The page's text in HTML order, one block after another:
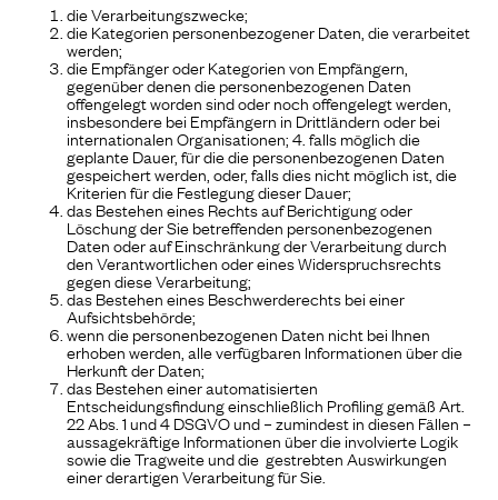
die Verarbeitungszwecke;
die Kategorien personenbezogener Daten, die verarbeitet
werden;
die Empfänger oder Kategorien von Empfängern,
gegenüber denen die personenbezogenen Daten
offengelegt worden sind oder noch offengelegt werden,
insbesondere bei Empfängern in Drittländern oder bei
internationalen Organisationen; 4. falls möglich die
geplante Dauer, für die die personenbezogenen Daten
gespeichert werden, oder, falls dies nicht möglich ist, die
Kriterien für die Festlegung dieser Dauer;
das Bestehen eines Rechts auf Berichtigung oder
Löschung der Sie betreffenden personenbezogenen
Daten oder auf Einschränkung der Verarbeitung durch
den Verantwortlichen oder eines Widerspruchsrechts
gegen diese Verarbeitung;
das Bestehen eines Beschwerderechts bei einer
Aufsichtsbehörde;
wenn die personenbezogenen Daten nicht bei Ihnen
erhoben werden, alle verfügbaren Informationen über die
Herkunft der Daten;
das Bestehen einer automatisierten
Entscheidungsfindung einschließlich Profiling gemäß Art.
22 Abs. 1 und 4 DSGVO und – zumindest in diesen Fällen –
aussagekräftige Informationen über die involvierte Logik
sowie die Tragweite und die gestrebten Auswirkungen
einer derartigen Verarbeitung für Sie.